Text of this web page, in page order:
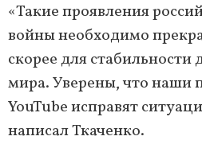
«Такие проявления
войны необходимо
скорее для стабильности
мира. Уверены, что наши
YouTube исправят
написал Ткаченко.